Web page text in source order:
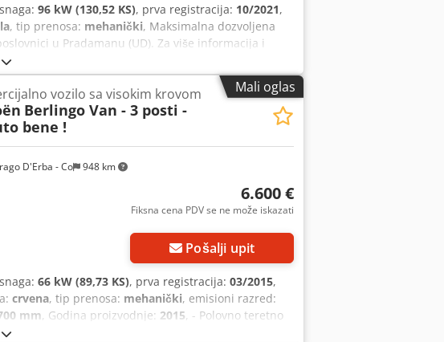
96 kW (130,52 KS), prva registracija: 10/2021,
, tip prenosa: mehanički, Maksimalna dozvoljena
u Pradamanu (UD). Za više informacija i
mobilni (WhatsApp): 366.6069108 Davide
Dsdpfey U Aqhsx Ai Eokr
Mali oglas
D'Erba - Co 948 km
vozilo sa visokim krovom
Berlingo Van - 3 posti -
bene !
6.600 €
Fiksna cena PDV se ne može iskazati
Pošalji upit
66 kW (89,73 KS), prva registracija: 03/2015,
crvena, tip prenosa: mehanički, emisioni razred:
mm, Godina proizvodnje: 2015, - Polovno teretno
proizvodnje: 2015, motor: 1.6 HDi, 90 KS,